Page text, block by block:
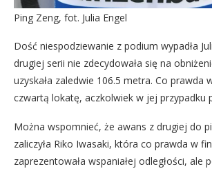
Ping Zeng, fot. Julia Engel
Dość niespodziewanie z podium wypadła
drugiej serii nie zdecydowała się na
uzyskała zaledwie 106.5 metra. Co prawda
czwartą lokatę, aczkolwiek w jej przypadku
Można wspomnieć, że awans z drugiej do
zaliczyła Riko Iwasaki, która co prawda w
zaprezentowała wspaniałej odległości, ale